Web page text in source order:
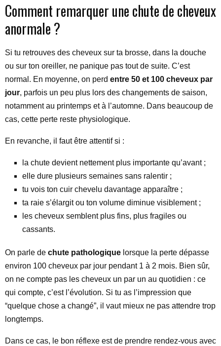
Comment remarquer une chute de cheveux
anormale ?
Si tu retrouves des cheveux sur ta brosse, dans la douche
ou sur ton oreiller, ne panique pas tout de suite. C’est
normal. En moyenne, on perd entre 50 et 100 cheveux par
jour, parfois un peu plus lors des changements de saison,
notamment au printemps et à l’automne. Dans beaucoup de
cas, cette perte reste physiologique.
En revanche, il faut être attentif si :
la chute devient nettement plus importante qu’avant ;
elle dure plusieurs semaines sans ralentir ;
tu vois ton cuir chevelu davantage apparaître ;
ta raie s’élargit ou ton volume diminue visiblement ;
les cheveux semblent plus fins, plus fragiles ou
cassants.
On parle de chute pathologique lorsque la perte dépasse
environ 100 cheveux par jour pendant 1 à 2 mois. Bien sûr,
on ne compte pas les cheveux un par un au quotidien : ce
qui compte, c’est l’évolution. Si tu as l’impression que
“quelque chose a changé”, il vaut mieux ne pas attendre trop
longtemps.
Dans ce cas, le bon réflexe est de prendre rendez-vous avec